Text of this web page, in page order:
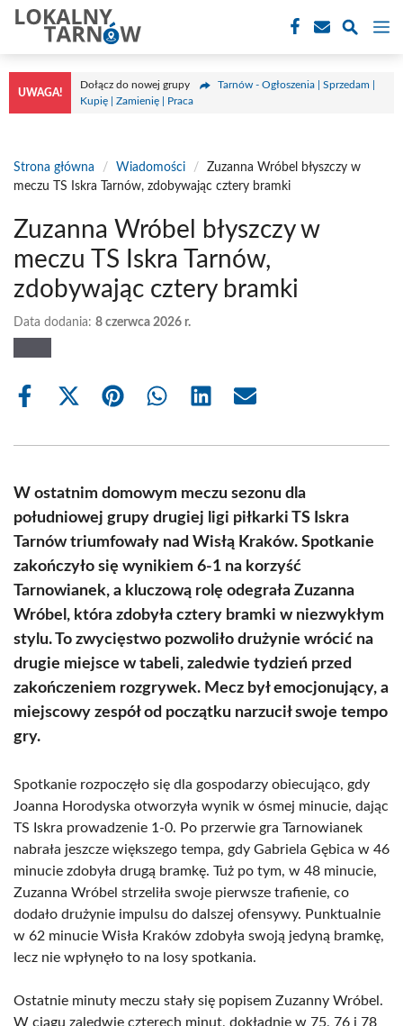
Przejdź
treści
UWAGA!
Dołącz do nowej grupy
Tarnów - Ogłoszenia | Sprzedam |
Kupię | Zamienię | Praca
Strona główna / Wiadomości /
Zuzanna Wróbel błyszczy w
meczu TS Iskra Tarnów, zdobywając cztery bramki
Zuzanna Wróbel błyszczy w
meczu TS Iskra Tarnów,
zdobywając cztery bramki
Data dodania: 8 czerwca 2026 r.
Share
Share
(Twitter)
Share Share Share Share
W ostatnim domowym meczu sezonu dla
południowej grupy drugiej ligi piłkarki TS Iskra
Tarnów triumfowały nad Wisłą Kraków. Spotkanie
zakończyło się wynikiem 6-1 na korzyść
Tarnowianek, a kluczową rolę odegrała Zuzanna
Wróbel, która zdobyła cztery bramki w niezwykłym
stylu. To zwycięstwo pozwoliło drużynie wrócić na
drugie miejsce w tabeli, zaledwie tydzień przed
zakończeniem rozgrywek. Mecz był emocjonujący, a
miejscowy zespół od początku narzucił swoje tempo
gry.
Spotkanie rozpoczęło się dla gospodarzy obiecująco, gdy
Joanna Horodyska otworzyła wynik w ósmej minucie, dając
TS Iskra prowadzenie 1-0. Po przerwie gra Tarnowianek
nabrała jeszcze większego tempa, gdy Gabriela Gębica w 46
minucie zdobyła drugą bramkę. Tuż po tym, w 48 minucie,
Zuzanna Wróbel strzeliła swoje pierwsze trafienie, co
dodało drużynie impulsu do dalszej ofensywy. Punktualnie
w 62 minucie Wisła Kraków zdobyła swoją jedyną bramkę,
lecz nie wpłynęło to na losy spotkania.
Ostatnie minuty meczu stały się popisem Zuzanny Wróbel.
W ciągu zaledwie czterech minut, dokładnie w 75, 76 i 78